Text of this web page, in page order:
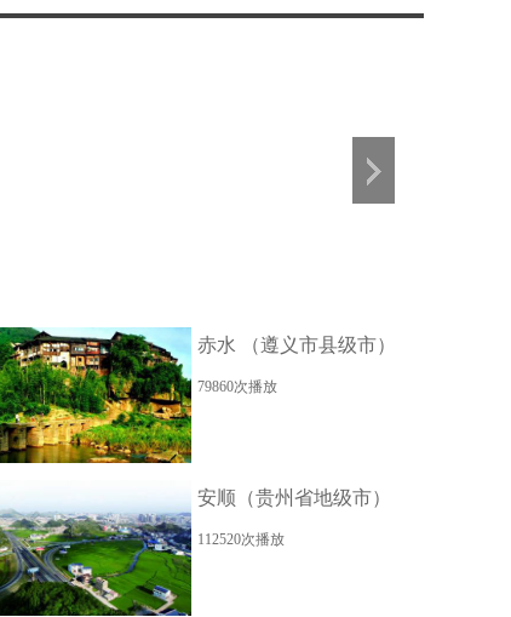
赤水 （遵义市县级市）
79860次播放
安顺（贵州省地级市）
112520次播放